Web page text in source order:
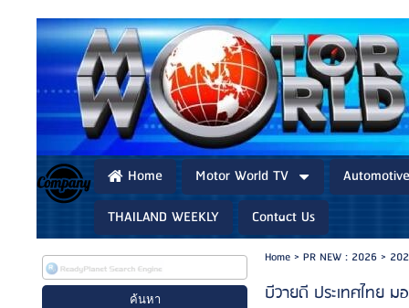
Home Motor World TV
THAILAND WEEKLY
Contact Us
Home> PR NEW : 2026>
บีวายดี ประเทศไทย ม